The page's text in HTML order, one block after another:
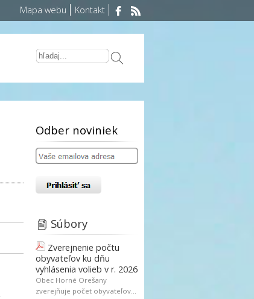
Mapa webu Kontakt
Odber noviniek
Súbory
Zverejnenie počtu
obyvateľov ku dňu
vyhlásenia volieb v r. 2026
Obec Horné Orešany
zverejňuje počet obyvateľov...